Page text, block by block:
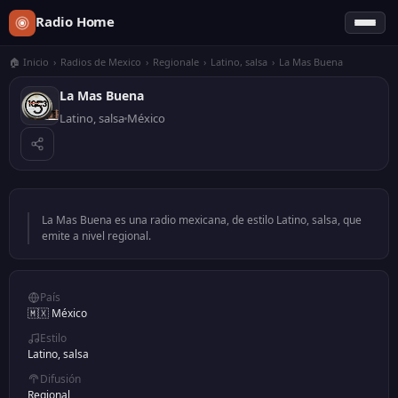
Radio Home
🏠 Inicio › Radios de Mexico › Regionale › Latino, salsa › La Mas Buena
La Mas Buena
Latino, salsa México
La Mas Buena es una radio mexicana, de estilo Latino, salsa, que
emite a nivel regional.
País
🇲🇽 México
Estilo
Latino, salsa
Difusión
Regional